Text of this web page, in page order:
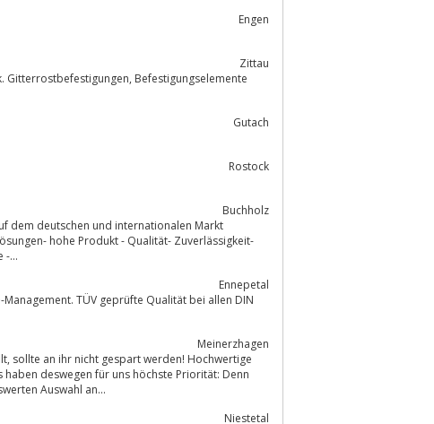
Engen
Zittau
Befestigungselemente
Gutach
Rostock
Buchholz
dem deutschen und internationalen Markt
hohe Produkt - Qualität- Zuverlässigkeit-
-...
Ennepetal
Meinerzhagen
deswegen für uns höchste Priorität: Denn
Auswahl an...
Niestetal